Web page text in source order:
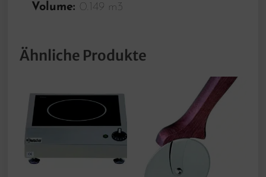
Volume: 0.149 m3
Ähnliche Produkte